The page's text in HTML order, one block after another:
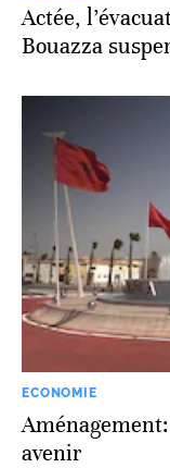
Actée,
Bouazza
ECONOMIE
avenir